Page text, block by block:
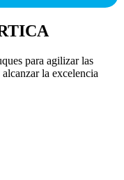
para agilizar las
la excelencia